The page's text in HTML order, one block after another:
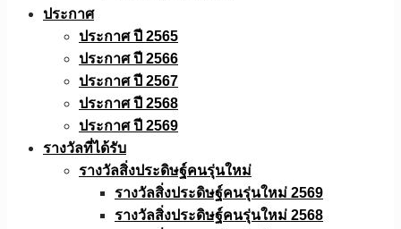
ประกาศ
ประกาศ ปี 2565
ประกาศ ปี 2566
ประกาศ ปี 2567
ประกาศ ปี 2568
ประกาศ ปี 2569
รางวัลที่ได้รับ
รางวัลสิ่งประดิษฐ์คนรุ่นใหม่
รางวัลสิ่งประดิษฐ์คนรุ่นใหม่ 2569
รางวัลสิ่งประดิษฐ์คนรุ่นใหม่ 2568